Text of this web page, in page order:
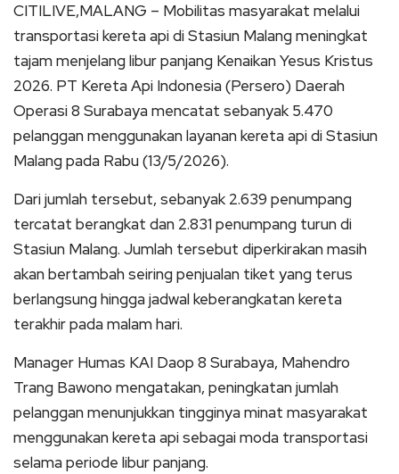
CITILIVE,MALANG – Mobilitas masyarakat melalui
transportasi kereta api di Stasiun Malang meningkat
tajam menjelang libur panjang Kenaikan Yesus Kristus
2026. PT Kereta Api Indonesia (Persero) Daerah
Operasi 8 Surabaya mencatat sebanyak 5.470
pelanggan menggunakan layanan kereta api di Stasiun
Malang pada Rabu (13/5/2026).
Dari jumlah tersebut, sebanyak 2.639 penumpang
tercatat berangkat dan 2.831 penumpang turun di
Stasiun Malang. Jumlah tersebut diperkirakan masih
akan bertambah seiring penjualan tiket yang terus
berlangsung hingga jadwal keberangkatan kereta
terakhir pada malam hari.
Manager Humas KAI Daop 8 Surabaya, Mahendro
Trang Bawono mengatakan, peningkatan jumlah
pelanggan menunjukkan tingginya minat masyarakat
menggunakan kereta api sebagai moda transportasi
selama periode libur panjang.